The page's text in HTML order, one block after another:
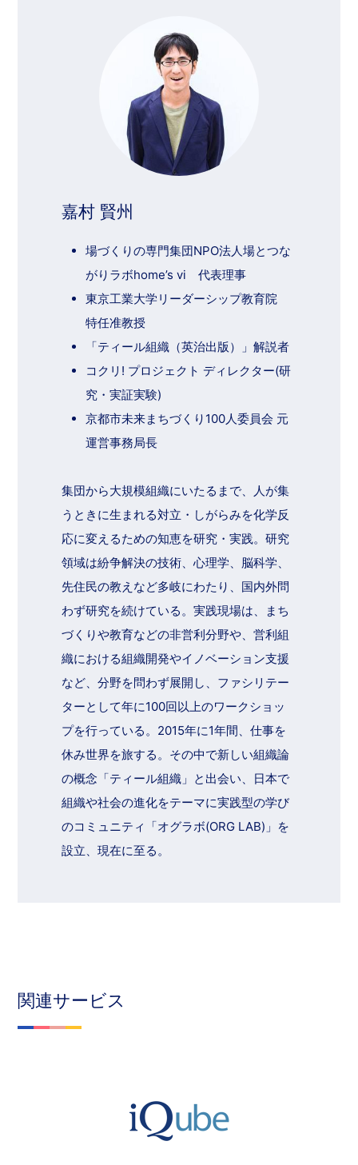
嘉村 賢州
場づくりの専門集団NPO法人場とつな
がりラボhome’s vi 代表理事
東京工業大学リーダーシップ教育院
特任准教授
「ティール組織（英治出版）」解説者
コクリ! プロジェクト ディレクター(研
究・実証実験)
京都市未来まちづくり100人委員会 元
運営事務局長
集団から大規模組織にいたるまで、人が集
うときに生まれる対立・しがらみを化学反
応に変えるための知恵を研究・実践。研究
領域は紛争解決の技術、心理学、脳科学、
先住民の教えなど多岐にわたり、国内外問
わず研究を続けている。実践現場は、まち
づくりや教育などの非営利分野や、営利組
織における組織開発やイノベーション支援
など、分野を問わず展開し、ファシリテー
ターとして年に100回以上のワークショッ
プを行っている。2015年に1年間、仕事を
休み世界を旅する。その中で新しい組織論
の概念「ティール組織」と出会い、日本で
組織や社会の進化をテーマに実践型の学び
のコミュニティ「オグラボ(ORG LAB)」を
設立、現在に至る。
関連サービス